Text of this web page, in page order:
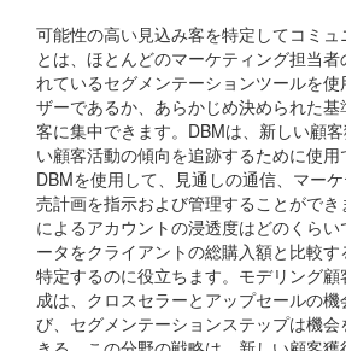
可能性の高い見込み客を特定してコミュ
とは、ほとんどのマーケティング担当者
れているセグメンテーションツールを
ザーであるか、あらかじめ決められた
客に集中できます。DBMは、新しい顧
い顧客活動の傾向を追跡するために使用
DBMを使用して、見通しの通信、マー
売計画を指示および管理することができ
によるアカウントの浸透度はどのくら
ータをクライアントの総購入額と比較
特定するのに役立ちます。モデリング
成は、クロスセラーとアップセールの
び、セグメンテーションステップは機